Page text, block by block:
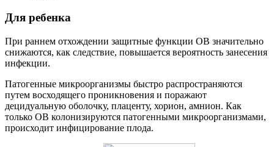
Для ребенка
При раннем отхождении защитные функции ОВ значительно
снижаются, как следствие, повышается вероятность занесения
инфекции.
Патогенные микроорганизмы быстро распространяются
путем восходящего проникновения и поражают
децидуальную оболочку, плаценту, хорион, амнион. Как
только ОВ колонизируются патогенными микроорганизмами,
происходит инфицирование плода.